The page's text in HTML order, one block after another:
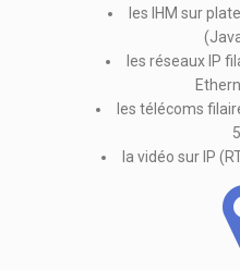
les IHM sur
les réseaux IP
les télécoms
la vidéo sur IP